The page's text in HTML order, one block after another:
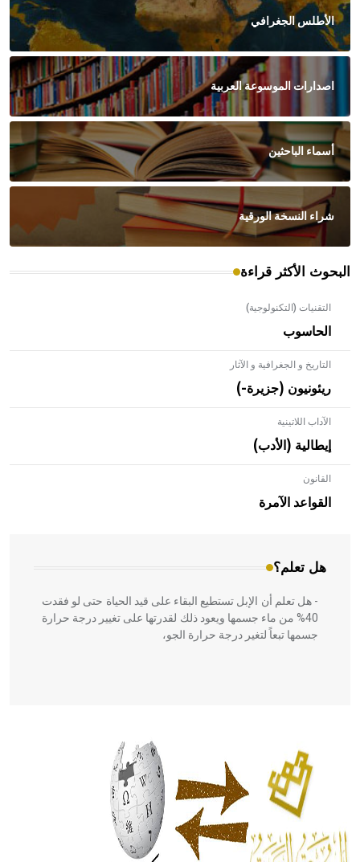
الأطلس الجغرافي
اصدارات الموسوعة العربية
أسماء الباحثين
شراء النسخة الورقية
البحوث الأكثر قراءة
التقنيات (التكنولوجية)
الحاسوب
التاريخ و الجغرافية و الآثار
ريئونيون (جزيرة-)
الآداب اللاتينية
إيطالية (الأدب)
القانون
القواعد الآمرة
هل تعلم؟
- هل تعلم أن الأبلق نوع من الفنون الهندسية التي ارتبطت
بالعمارة الإسلامية في بلاد الشام ومصر خاصة، حيث يحرص
المعمار على بناء مداميكه وخاصة في الواجهات
- هل تعلم أن الإبل تستطيع البقاء على قيد الحياة حتى لو فقدت
40% من ماء جسمها ويعود ذلك لقدرتها على تغيير درجة حرارة
جسمها تبعاً لتغير درجة حرارة الجو،
الحكم، الأدلة، تنظيم التغذية، ورسالته في جروح الرأس. ويعود
له الفضل بأنه حرر الطب من الدين والفلسفة.
- هل تعلم أن المرجان إفراز حيواني يتكون في البحر ويتركب
من مادة كربونات الكلسيوم، وهو أحمر أو شديد الحمرة وهو